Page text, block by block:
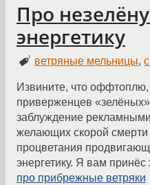
Про
энергетику
ветряные мельницы,
Извините, что
приверженцев
заблуждение
желающих скорой
процветания
энергетику. Я вам
про прибрежные ветряки